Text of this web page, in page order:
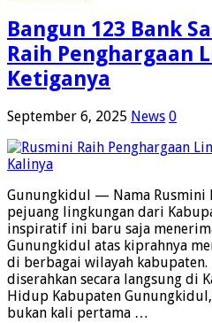
Bangun 123 Bank
Raih Penghargaan
Ketiganya
September 6, 2025 News 0
Gunungkidul — Nama Rusmini
pejuang lingkungan dari
inspiratif ini baru saja
Gunungkidul atas kiprahnya
di berbagai wilayah kabupaten.
diserahkan secara langsung di
Hidup Kabupaten
bukan kali pertama …